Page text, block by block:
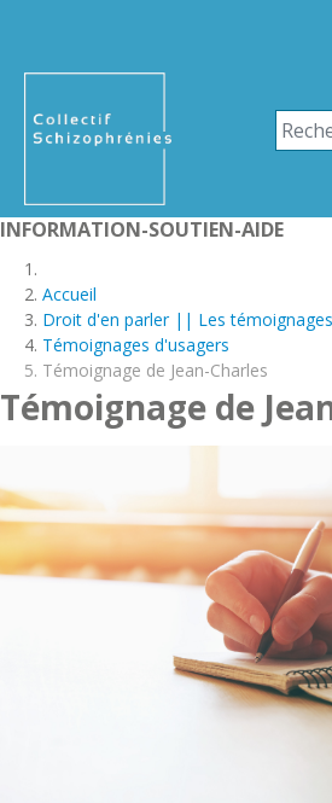
INFORMATION-SOUTIEN-AIDE
Accueil
Droit d'en parler || Les témoignages
Témoignages d'usagers
Témoignage de Jean-Charles
Témoignage de